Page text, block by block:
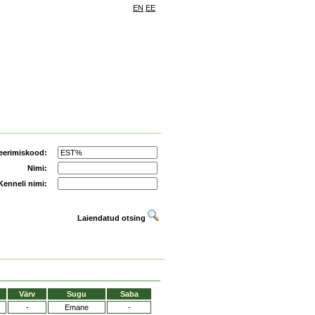
EN EE
Nimi:
nimi:
Laiendatud otsing
Värv Sugu
Saba
- Emane -